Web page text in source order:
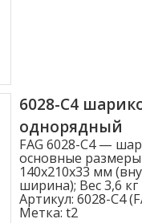
6028-C4
однорядный
FAG 6028-C4 —
основные
140x210x33 мм
ширина); Вес 3,6 кг
Артикул: 6028-C4
Метка: t2